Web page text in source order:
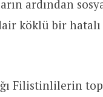
ardından
köklü bir hatalı
Filistinlilerin